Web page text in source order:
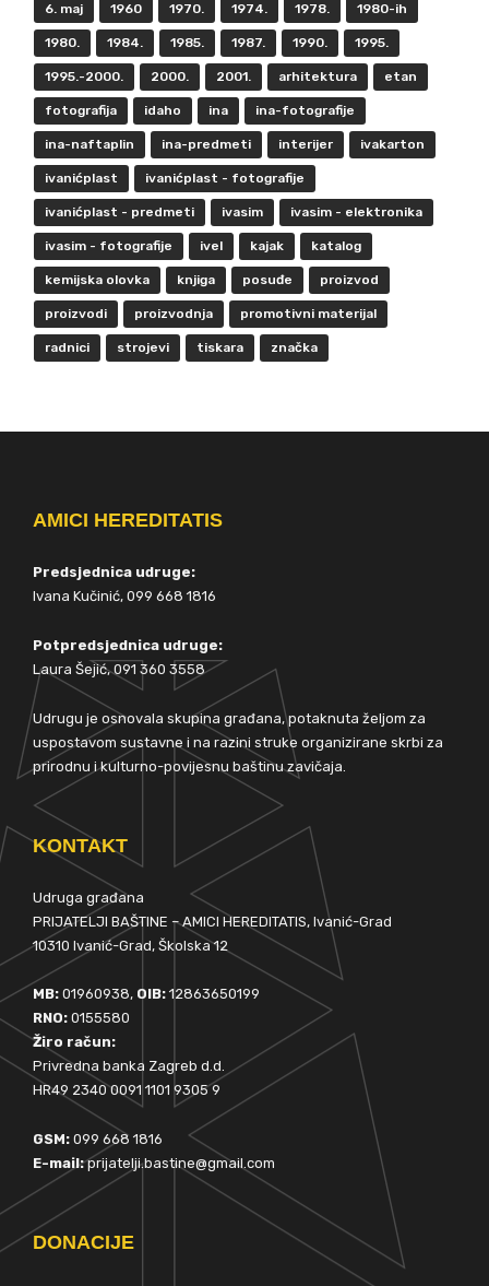
6. maj 1960 1970. 1974. 1978. 1980-ih
1980. 1984. 1985. 1987. 1990. 1995.
1995.-2000. 2000. 2001. arhitektura etan
fotografija idaho ina ina-fotografije
ina-naftaplin ina-predmeti interijer ivakarton
ivanićplast ivanićplast - fotografije
ivanićplast - predmeti ivasim ivasim - elektronika
ivasim - fotografije ivel kajak katalog
kemijska olovka knjiga posuđe proizvod
proizvodi proizvodnja promotivni materijal
radnici strojevi tiskara značka
AMICI HEREDITATIS
Predsjednica udruge:
Ivana Kučinić, 099 668 1816
Potpredsjednica udruge:
Laura Šejić, 091 360 3558
Udrugu je osnovala skupina građana, potaknuta željom za
uspostavom sustavne i na razini struke organizirane skrbi za
prirodnu i kulturno-povijesnu baštinu zavičaja.
KONTAKT
Udruga građana
PRIJATELJI BAŠTINE – AMICI HEREDITATIS, Ivanić-Grad
10310 Ivanić-Grad, Školska 12
MB: 01960938, OIB: 12863650199
RNO: 0155580
Žiro račun:
Privredna banka Zagreb d.d.
HR49 2340 0091 1101 9305 9
GSM: 099 668 1816
E-mail:prijatelji.bastine@gmail.com
DONACIJE